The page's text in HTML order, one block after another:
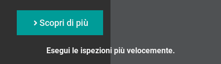
Scopri di più
Esegui le ispezioni più velocemente.